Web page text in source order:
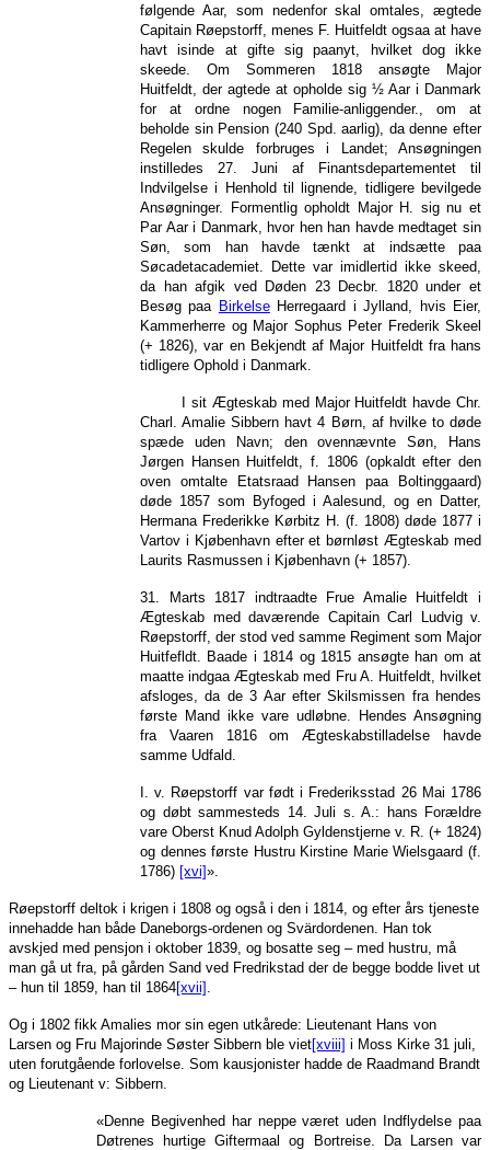
følgende Aar, som nedenfor skal omtales, ægtede
Capitain Røepstorff, menes F. Huitfeldt ogsaa at have
havt isinde at gifte sig paanyt, hvilket dog ikke
skeede. Om Sommeren 1818 ansøgte Major
Huitfeldt, der agtede at opholde sig ½ Aar i Danmark
for at ordne nogen Familie-anliggender., om at
beholde sin Pension (240 Spd. aarlig), da denne efter
Regelen skulde forbruges i Landet; Ansøgningen
instilledes 27. Juni af Finantsdepartementet til
Indvilgelse i Henhold til lignende, tidligere bevilgede
Ansøgninger. Formentlig opholdt Major H. sig nu et
Par Aar i Danmark, hvor hen han havde medtaget sin
Søn, som han havde tænkt at indsætte paa
Søcadetacademiet. Dette var imidlertid ikke skeed,
da han afgik ved Døden 23 Decbr. 1820 under et
Besøg paa BirkelseHerregaard i Jylland, hvis Eier,
Kammerherre og Major Sophus Peter Frederik Skeel
(+ 1826), var en Bekjendt af Major Huitfeldt fra hans
tidligere Ophold i Danmark.
I sit Ægteskab med Major Huitfeldt havde Chr.
Charl. Amalie Sibbern havt 4 Børn, af hvilke to døde
spæde uden Navn; den ovennævnte Søn, Hans
Jørgen Hansen Huitfeldt, f. 1806 (opkaldt efter den
oven omtalte Etatsraad Hansen paa Boltinggaard)
døde 1857 som Byfoged i Aalesund, og en Datter,
Hermana Frederikke Kørbitz H. (f. 1808) døde 1877 i
Vartov i Kjøbenhavn efter et børnløst Ægteskab med
Laurits Rasmussen i Kjøbenhavn (+ 1857).
31. Marts 1817 indtraadte Frue Amalie Huitfeldt i
Ægteskab med daværende Capitain Carl Ludvig v.
Røepstorff, der stod ved samme Regiment som Major
Huitfefldt. Baade i 1814 og 1815 ansøgte han om at
maatte indgaa Ægteskab med Fru A. Huitfeldt, hvilket
afsloges, da de 3 Aar efter Skilsmissen fra hendes
første Mand ikke vare udløbne. Hendes Ansøgning
fra Vaaren 1816 om Ægteskabstilladelse havde
samme Udfald.
I. v. Røepstorff var født i Frederiksstad 26 Mai 1786
og døbt sammesteds 14. Juli s. A.: hans Forældre
vare Oberst Knud Adolph Gyldenstjerne v. R. (+ 1824)
og dennes første Hustru Kirstine Marie Wielsgaard (f.
1786) [xvi]».
Røepstorff deltok i krigen i 1808 og også i den i 1814, og efter års tjeneste
innehadde han både Daneborgs-ordenen og Svärdordenen. Han tok
avskjed med pensjon i oktober 1839, og bosatte seg – med hustru, må
man gå ut fra, på gården Sand ved Fredrikstad der de begge bodde livet ut
– hun til 1859, han til 1864[xvii]
Og i 1802 fikk Amalies mor sin egen utkårede: Lieutenant Hans von
Larsen og Fru Majorinde Søster Sibbern ble viet[xviii] i Moss Kirke 31 juli,
uten forutgående forlovelse. Som kausjonister hadde de Raadmand Brandt
og Lieutenant v: Sibbern.
«Denne Begivenhed har neppe været uden Indflydelse paa
Døtrenes hurtige Giftermaal og Bortreise. Da Larsen var